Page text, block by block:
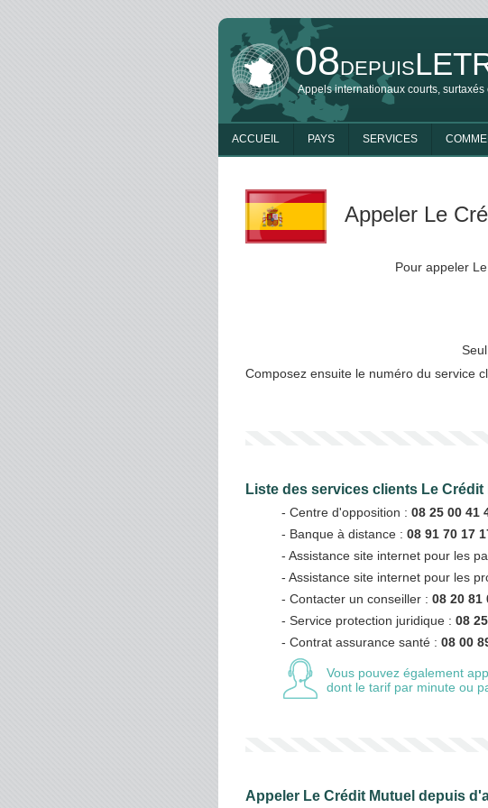
08DEPUIS
Appels internationaux courts,
ACCUEIL PAYS SERVICES
Appeler Le
Pour appeler
Composez ensuite le numéro du service
Liste des services clients Le Crédit
- Centre d'opposition : 08 25 00 41
- Banque à distance : 08 91 70 17
- Assistance site internet pour les
- Assistance site internet pour les
- Contacter un conseiller : 08 20 81
- Service protection juridique : 08
- Contrat assurance santé : 08 00
Vous pouvez également
dont le tarif par minute ou
Appeler Le Crédit Mutuel depuis